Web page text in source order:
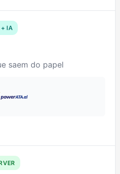
+ IA
saem do papel